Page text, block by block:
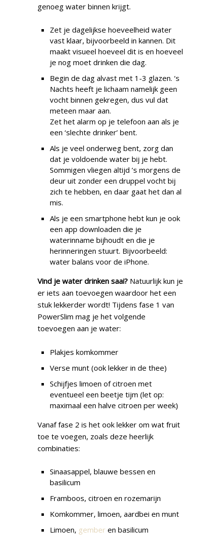
genoeg water binnen krijgt.
Zet je dagelijkse hoeveelheid water
vast klaar, bijvoorbeeld in kannen. Dit
maakt visueel hoeveel dit is en hoeveel
je nog moet drinken die dag.
Begin de dag alvast met 1-3 glazen. ‘s
Nachts heeft je lichaam namelijk geen
vocht binnen gekregen, dus vul dat
meteen maar aan.
Zet het alarm op je telefoon aan als je
een ‘slechte drinker’ bent.
Als je veel onderweg bent, zorg dan
dat je voldoende water bij je hebt.
Sommigen vliegen altijd ’s morgens de
deur uit zonder een druppel vocht bij
zich te hebben, en daar gaat het dan al
mis.
Als je een smartphone hebt kun je ook
een app downloaden die je
waterinname bijhoudt en die je
herinneringen stuurt. Bijvoorbeeld:
water balans voor de iPhone.
Vind je water drinken saai? Natuurlijk kun je
er iets aan toevoegen waardoor het een
stuk lekkerder wordt! Tijdens fase 1 van
PowerSlim mag je het volgende
toevoegen aan je water:
Plakjes komkommer
Verse munt (ook lekker in de thee)
Schijfjes limoen of citroen met
eventueel een beetje tijm (let op:
maximaal een halve citroen per week)
Vanaf fase 2 is het ook lekker om wat fruit
toe te voegen, zoals deze heerlijk
combinaties:
Sinaasappel, blauwe bessen en
basilicum
Framboos, citroen en rozemarijn
Komkommer, limoen, aardbei en munt
Limoen, gember en basilicum